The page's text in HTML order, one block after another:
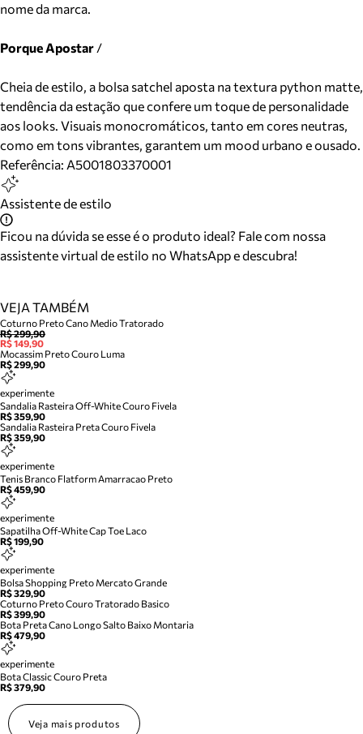
nome da marca.
Porque Apostar /
Cheia de estilo, a bolsa satchel aposta na textura python matte,
tendência da estação que confere um toque de personalidade
aos looks. Visuais monocromáticos, tanto em cores neutras,
como em tons vibrantes, garantem um mood urbano e ousado.
Referência: A5001803370001
Assistente de estilo
Ficou na dúvida se esse é o produto ideal? Fale com nossa
assistente virtual de estilo no WhatsApp e descubra!
VEJA TAMBÉM
Coturno Preto Cano Medio Tratorado
R$ 299,90
R$ 149,90
Mocassim Preto Couro Luma
R$ 299,90
experimente
Sandalia Rasteira Off-White Couro Fivela
R$ 359,90
Sandalia Rasteira Preta Couro Fivela
R$ 359,90
experimente
Tenis Branco Flatform Amarracao Preto
R$ 459,90
experimente
Sapatilha Off-White Cap Toe Laco
R$ 199,90
experimente
Bolsa Shopping Preto Mercato Grande
R$ 329,90
Coturno Preto Couro Tratorado Basico
R$ 399,90
Bota Preta Cano Longo Salto Baixo Montaria
R$ 479,90
experimente
Bota Classic Couro Preta
R$ 379,90
Veja mais produtos